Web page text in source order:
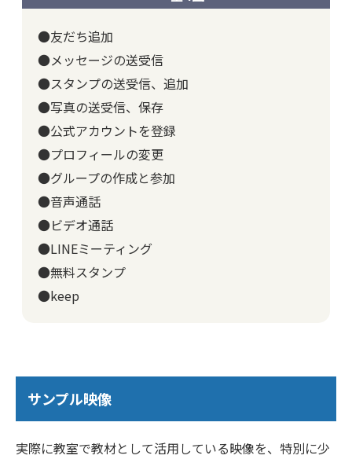
●友だち追加
●メッセージの送受信
●スタンプの送受信、追加
●写真の送受信、保存
●公式アカウントを登録
●プロフィールの変更
●グループの作成と参加
●音声通話
●ビデオ通話
●LINEミーティング
●無料スタンプ
●keep
サンプル映像
実際に教室で教材として活用している映像を、特別に少